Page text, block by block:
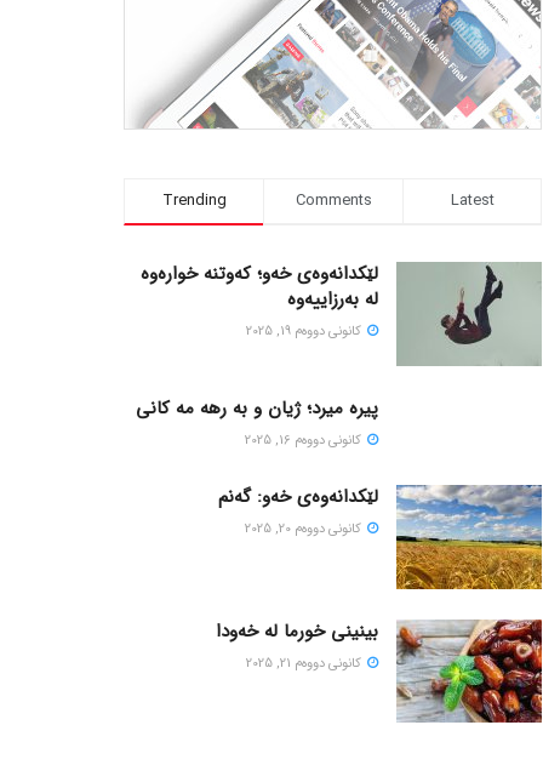
Trending Comments Latest
لێکدانەوەی خەو؛ کەوتنە خوارەوە
لە بەرزاییەوە
كانونی دووه‌م 19, 2025
پیره میرد؛ ژیان و به رهه مه کانی
كانونی دووه‌م 16, 2025
لێکدانەوەی خەو: گەنم
كانونی دووه‌م 20, 2025
بینینی خورما لە خەودا
كانونی دووه‌م 21, 2025